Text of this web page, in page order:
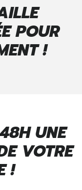
POUR
!
UNE
VOTRE
!